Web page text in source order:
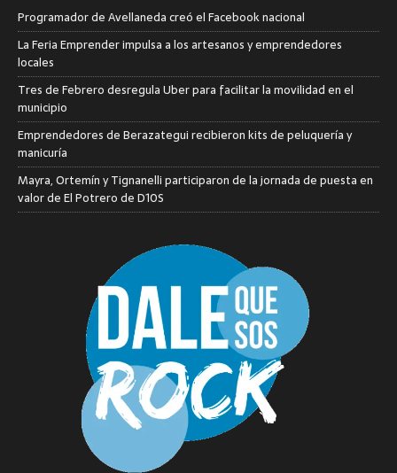
Programador de Avellaneda creó el Facebook nacional
La Feria Emprender impulsa a los artesanos y emprendedores
locales
Tres de Febrero desregula Uber para facilitar la movilidad en el
municipio
Emprendedores de Berazategui recibieron kits de peluquería y
manicuría
Mayra, Ortemín y Tignanelli participaron de la jornada de puesta en
valor de El Potrero de D10S